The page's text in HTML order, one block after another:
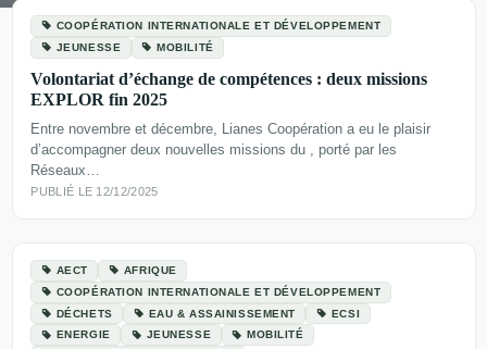
COOPÉRATION INTERNATIONALE ET DÉVELOPPEMENT
JEUNESSE
MOBILITÉ
Volontariat d’échange de compétences : deux missions
EXPLOR fin 2025
Entre novembre et décembre, Lianes Coopération a eu le plaisir
d’accompagner deux nouvelles missions du , porté par les
Réseaux…
PUBLIÉ LE 12/12/2025
AECT
AFRIQUE
COOPÉRATION INTERNATIONALE ET DÉVELOPPEMENT
DÉCHETS
EAU & ASSAINISSEMENT
ECSI
ENERGIE
JEUNESSE
MOBILITÉ